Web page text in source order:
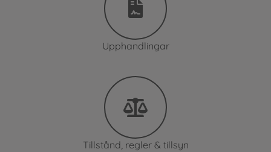
Upphandlingar
Tillstånd, regler & tillsyn